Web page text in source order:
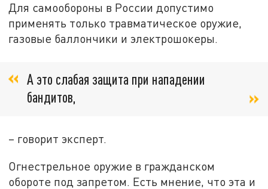
Для самообороны в России допустимо
применять только травматическое оружие,
газовые баллончики и электрошокеры.
А это слабая защита при нападении
бандитов,
– говорит эксперт.
Огнестрельное оружие в гражданском
обороте под запретом. Есть мнение, что эта и